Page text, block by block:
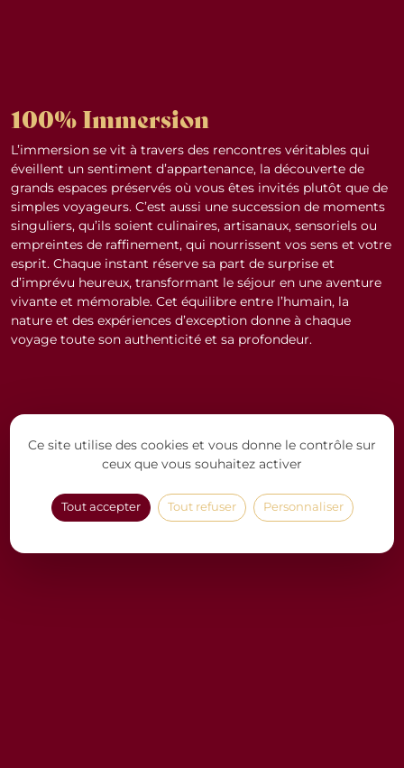
100% Immersion
L’immersion se vit à travers des rencontres véritables qui
éveillent un sentiment d’appartenance, la découverte de
grands espaces préservés où vous êtes invités plutôt que de
simples voyageurs. C’est aussi une succession de moments
singuliers, qu’ils soient culinaires, artisanaux, sensoriels ou
empreintes de raffinement, qui nourrissent vos sens et votre
esprit. Chaque instant réserve sa part de surprise et
d’imprévu heureux, transformant le séjour en une aventure
vivante et mémorable. Cet équilibre entre l’humain, la
nature et des expériences d’exception donne à chaque
voyage toute son authenticité et sa profondeur.
Ce site utilise des cookies et vous donne le contrôle sur
ceux que vous souhaitez activer
Tout accepter Tout refuser Personnaliser